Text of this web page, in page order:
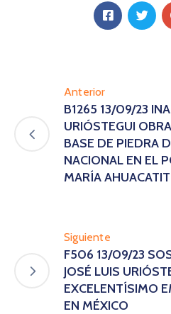
Anterior
B1265 13/09/23
URIÓSTEGUI
BASE DE PIEDRA
NACIONAL EN EL
MARÍA
Siguiente
F506 13/09/23
JOSÉ LUIS
EXCELENTÍSIMO
EN MÉXICO